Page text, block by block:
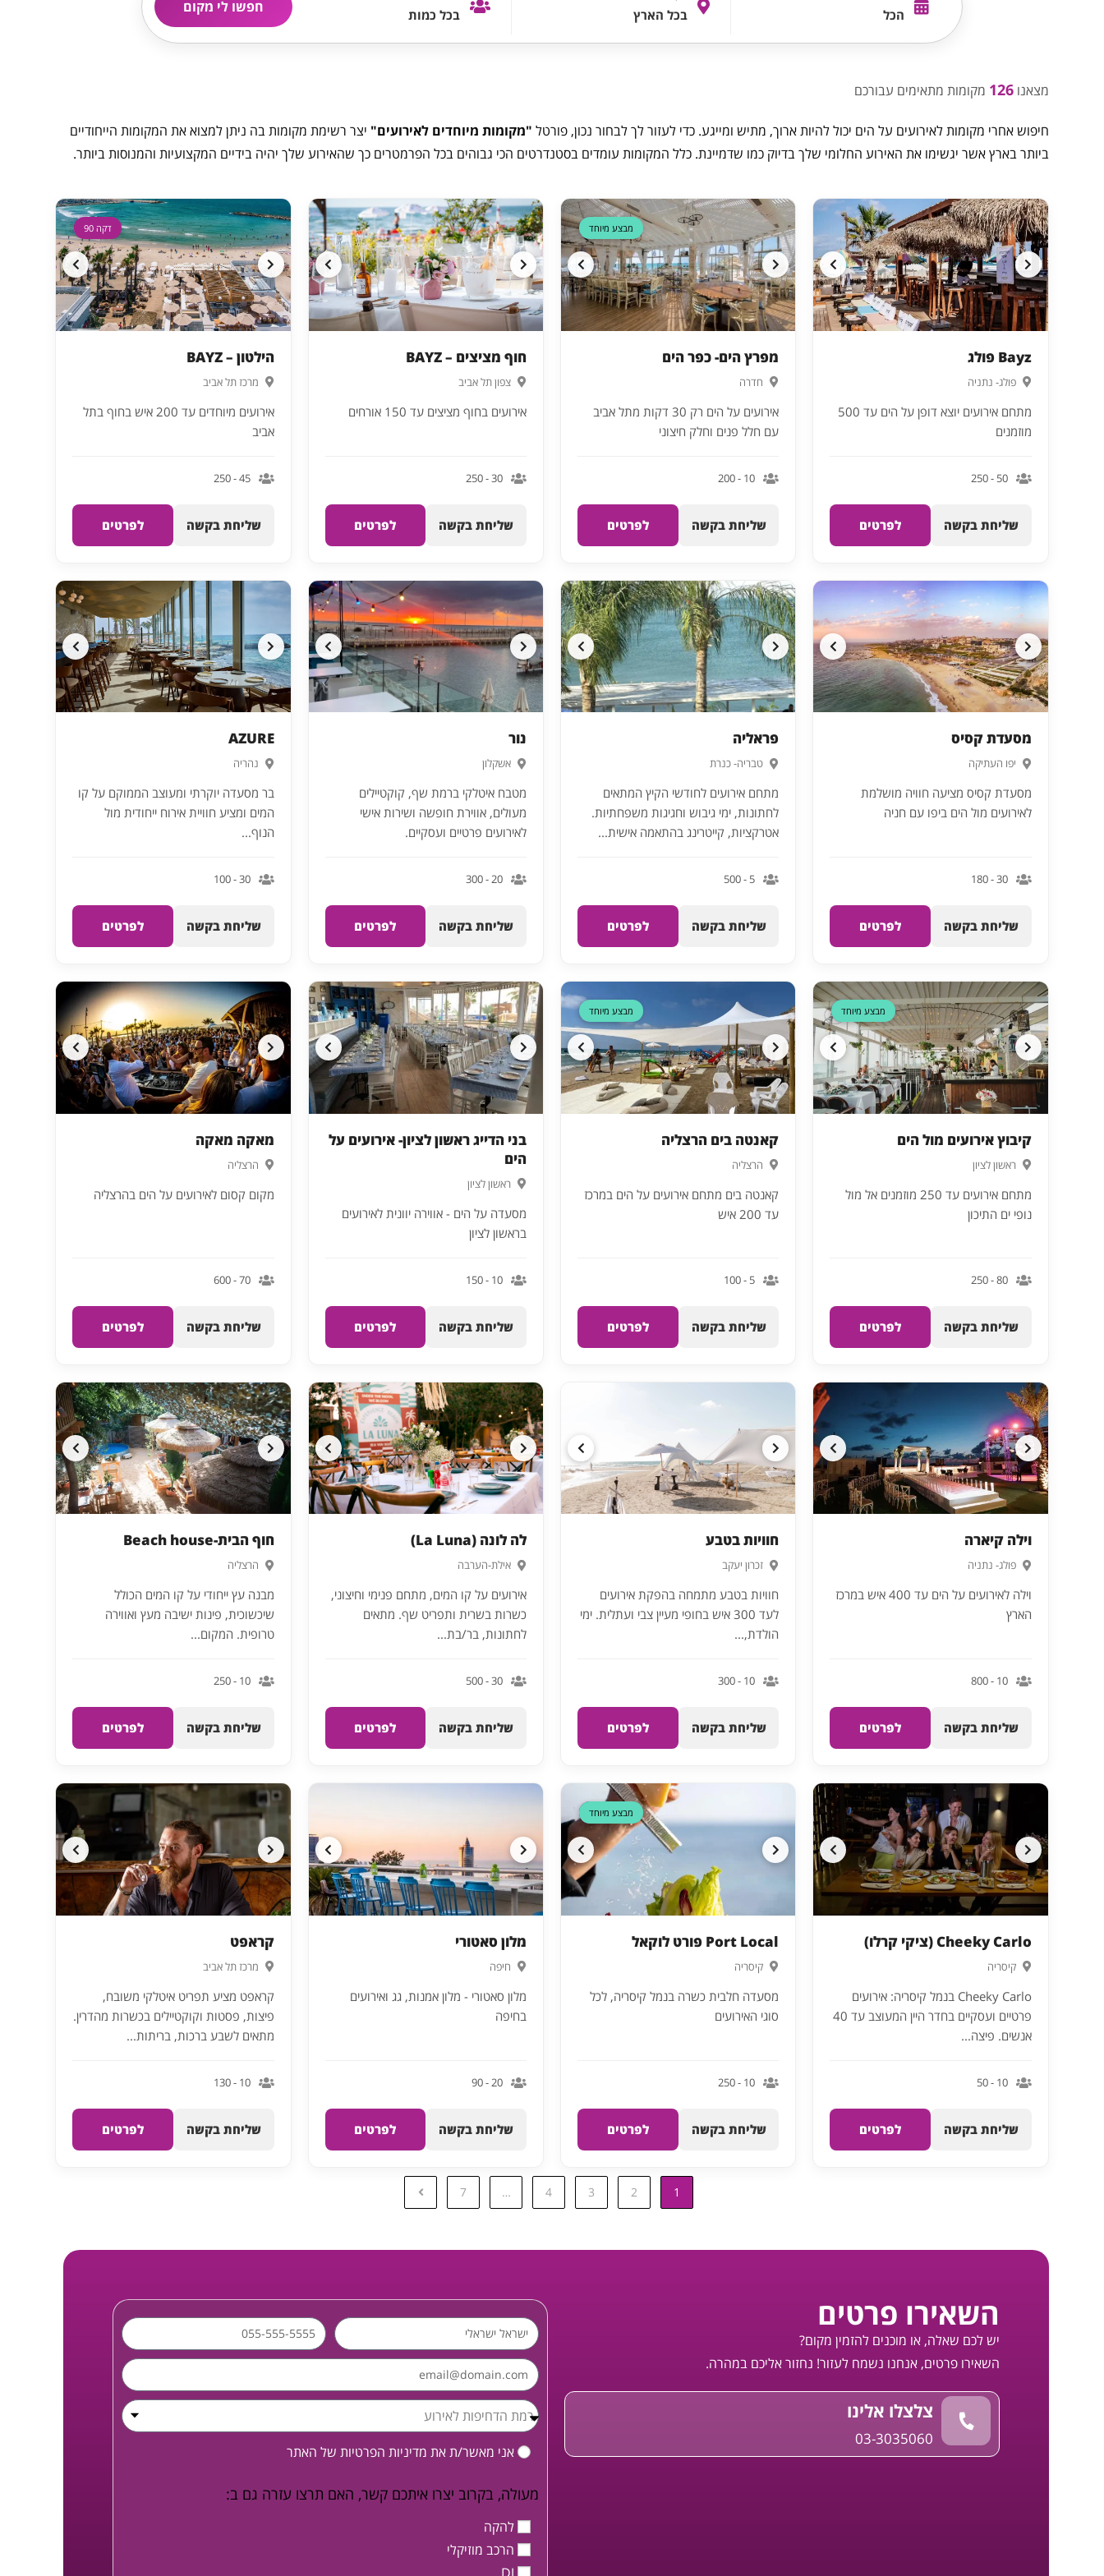
הכל בכל הארץ בכל כמות חפשו לי מקום
מצאנו126 מקומות מתאימים עבורכם
חיפוש אחרי מקומות לאירועים על הים יכול להיות ארוך, מתיש ומייגע. כדי לעזור לך לבחור נכון, פורטל "מקומות מיוחדים לאירועים" יצר רשימת מקומות בה ניתן למצוא את המקומות הייחודיים
ביותר בארץ אשר יגשימו את האירוע החלומי שלך בדיוק כמו שדמיינת. כלל המקומות עומדים בסטנדרטים הכי גבוהים בכל הפרמטרים כך שהאירוע שלך יהיה בידיים המקצועיות והמנוסות ביותר.
Bayz פולג
פולג- נתניה
מתחם אירועים יוצא דופן על הים עד 500
מוזמנים
50 - 250
שליחת בקשה לפרטים
דקה 90
מבצע מיוחד
מפרץ הים- כפר הים
חדרה
אירועים על הים רק 30 דקות מתל אביב
עם חלל פנים וחלק חיצוני
10 - 200
שליחת בקשה לפרטים
חוף מציצים – BAYZ
צפון תל אביב
אירועים בחוף מציצים עד 150 אורחים
30 - 250
שליחת בקשה לפרטים
דקה 90
הילטון – BAYZ
מרכז תל אביב
אירועים מיוחדים עד 200 איש בחוף בתל
אביב
45 - 250
שליחת בקשה לפרטים
מסעדת קסיס
יפו העתיקה
מסעדת קסיס מציעה חוויה מושלמת
לאירועים מול הים ביפו עם חניה
30 - 180
שליחת בקשה לפרטים
פראליה
טבריה- כנרת
מתחם אירועים לחודשי הקיץ המתאים
לחתונות, ימי גיבוש וחגיגות משפחתיות.
אטרקציות, קייטרינג בהתאמה אישית...
5 - 500
שליחת בקשה לפרטים
נור
אשקלון
מטבח איטלקי ברמת שף, קוקטיילים
מעולים, אווירת חופשה ושירות אישי
לאירועים פרטיים ועסקיים.
20 - 300
שליחת בקשה לפרטים
AZURE
נהריה
בר מסעדה יוקרתי ומעוצב הממוקם על קו
המים ומציע חוויית אירוח ייחודית מול
הנוף...
30 - 100
שליחת בקשה לפרטים
דקה 90
מבצע מיוחד
קיבוץ אירועים מול הים
ראשון לציון
מתחם אירועים עד 250 מוזמנים אל מול
נופי ים התיכון
80 - 250
שליחת בקשה לפרטים
דקה 90
מבצע מיוחד
קאנטה בים הרצליה
הרצליה
קאנטה בים מתחם אירועים על הים במרכז
עד 200 איש
5 - 100
שליחת בקשה לפרטים
בני הדייג ראשון לציון- אירועים על
הים
ראשון לציון
מסעדה על הים - אווירה יוונית לאירועים
בראשון לציון
10 - 150
שליחת בקשה לפרטים
מאקה מאקה
הרצליה
מקום קסום לאירועים על הים בהרצליה
70 - 600
שליחת בקשה לפרטים
וילה קיארה
פולג- נתניה
וילה לאירועים על הים עד 400 איש במרכז
הארץ
10 - 800
שליחת בקשה לפרטים
חוויות בטבע
זכרון יעקב
חוויות בטבע מתמחה בהפקת אירועים
לעד 300 איש בחופי מעיין צבי ועתלית. ימי
הולדת,...
10 - 300
שליחת בקשה לפרטים
לה לונה (La Luna)
אילת-הערבה
אירועים על קו המים, מתחם פנימי וחיצוני,
כשרות בשרית ותפריט שף. מתאים
לחתונות, בר/בת...
30 - 500
שליחת בקשה לפרטים
חוף הבית-Beach house
הרצליה
מבנה עץ ייחודי על קו המים הכולל
שיכשוכית, פינות ישיבה מעץ ואווירה
טרופית. המקום...
10 - 250
שליחת בקשה לפרטים
Cheeky Carlo (ציקי קרלו)
קיסריה
Cheeky Carlo בנמל קיסריה: אירועים
פרטיים ועסקיים בחדר היין המעוצב עד 40
אנשים. פיצה...
10 - 50
שליחת בקשה לפרטים
דקה 90
מבצע מיוחד
Port Local פורט לוקאל
קיסריה
מסעדה חלבית כשרה בנמל קיסריה, לכל
סוגי האירועים
10 - 250
שליחת בקשה לפרטים
מלון סאטורי
חיפה
מלון סאטורי - מלון אמנות, גג ואירועים
בחיפה
20 - 90
שליחת בקשה לפרטים
קראפט
מרכז תל אביב
קראפט מציע תפריט איטלקי משובח,
פיצות, פסטות וקוקטיילים בכשרות מהדרין.
מתאים לשבע ברכות, בריתות...
10 - 130
שליחת בקשה לפרטים
1
2
3
4
…
7
השאירו פרטים
יש לכם שאלה, או מוכנים להזמין מקום?
השאירו פרטים, אנחנו נשמח לעזור! נחזור אליכם במהרה.
צלצלו אלינו
03-3035060
אני מאשר/ת את מדיניות הפרטיות של האתר
מעולה, בקרוב יצרו איתכם קשר, האם תרצו עזרה גם ב:
להקה
הרכב מוזיקלי